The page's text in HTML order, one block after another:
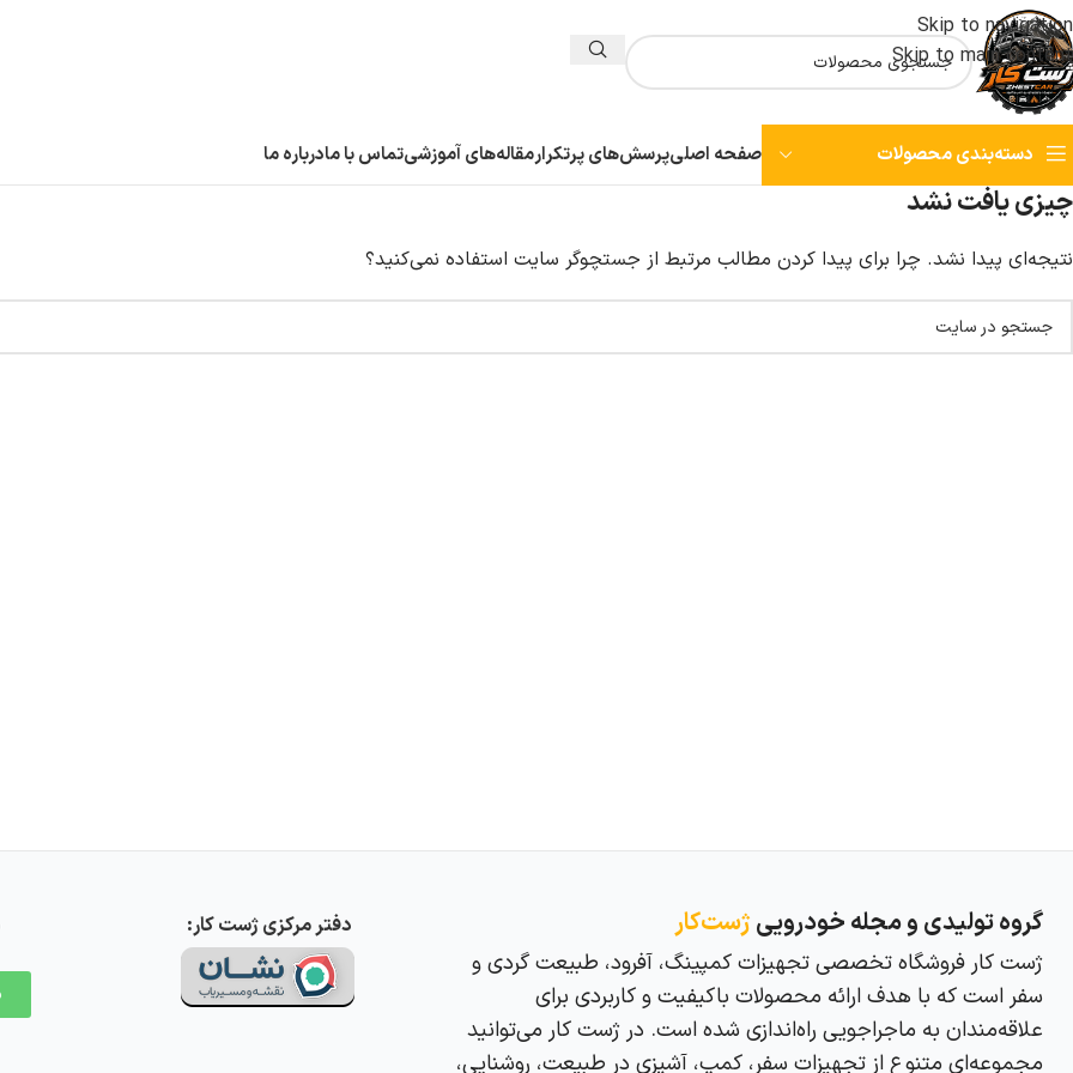
Skip to navigation
Skip to main content
دسته‌بندی محصولات صفحه اصلیپرسش‌های پرتکرارمقاله‌های آموزشیتماس با مادرباره ما
چیزی یافت نشد
نتیجه‌ای پیدا نشد. چرا برای پیدا کردن مطالب مرتبط از جستچوگر سایت استفاده نمی‌کنید؟
گروه تولیدی و مجله خودرویی ژست‌کار
ژست کار فروشگاه تخصصی تجهیزات کمپینگ، آفرود، طبیعت‌ گردی و
سفر است که با هدف ارائه محصولات باکیفیت و کاربردی برای
علاقه‌مندان به ماجراجویی راه‌اندازی شده است. در ژست کار می‌توانید
مجموعه‌ای متنوع از تجهیزات سفر، کمپ، آشپزی در طبیعت، روشنایی،
دفتر مرکزی ژست کار: